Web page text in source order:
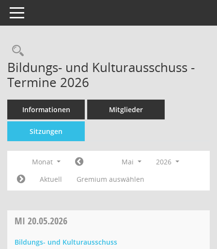
Toggle navigation
Bildungs- und Kulturausschuss -
Termine 2026
Informationen Mitglieder
Sitzungen
Monat Mai
2026
Aktuell
Gremium auswählen
MI 20.05.2026
Bildungs- und Kulturausschuss